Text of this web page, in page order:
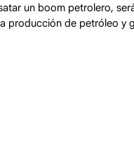
un boom petrolero,
producción de petróleo y